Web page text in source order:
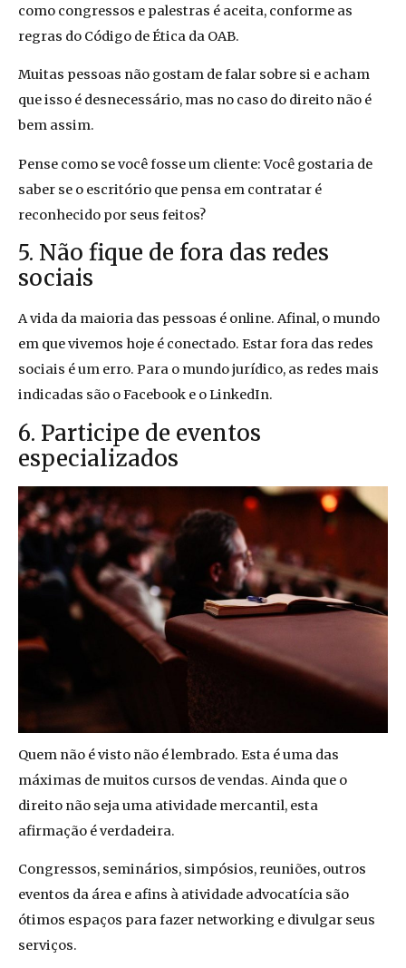
como congressos e palestras é aceita, conforme as
regras do Código de Ética da OAB.
Muitas pessoas não gostam de falar sobre si e acham
que isso é desnecessário, mas no caso do direito não é
bem assim.
Pense como se você fosse um cliente: Você gostaria de
saber se o escritório que pensa em contratar é
reconhecido por seus feitos?
5. Não fique de fora das redes
sociais
A vida da maioria das pessoas é online. Afinal, o mundo
em que vivemos hoje é conectado. Estar fora das redes
sociais é um erro. Para o mundo jurídico, as redes mais
indicadas são o Facebook e o LinkedIn.
6. Participe de eventos
especializados
Quem não é visto não é lembrado. Esta é uma das
máximas de muitos cursos de vendas. Ainda que o
direito não seja uma atividade mercantil, esta
afirmação é verdadeira.
Congressos, seminários, simpósios, reuniões, outros
eventos da área e afins à atividade advocatícia são
ótimos espaços para fazer networking e divulgar seus
serviços.